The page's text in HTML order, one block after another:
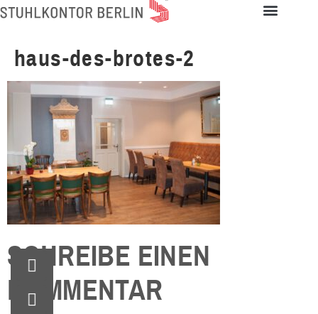
haus-des-brotes-2
SCHREIBE EINEN
KOMMENTAR